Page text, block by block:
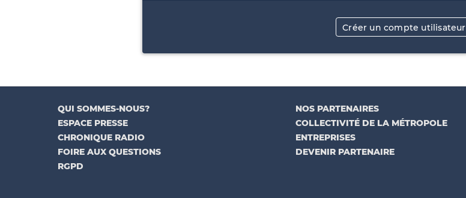
Créer un compte utilisateur
QUI SOMMES-NOUS?
ESPACE PRESSE
CHRONIQUE RADIO
FOIRE AUX QUESTIONS
RGPD
NOS PARTENAIRES
COLLECTIVITÉ DE LA MÉTROPOLE
ENTREPRISES
DEVENIR PARTENAIRE